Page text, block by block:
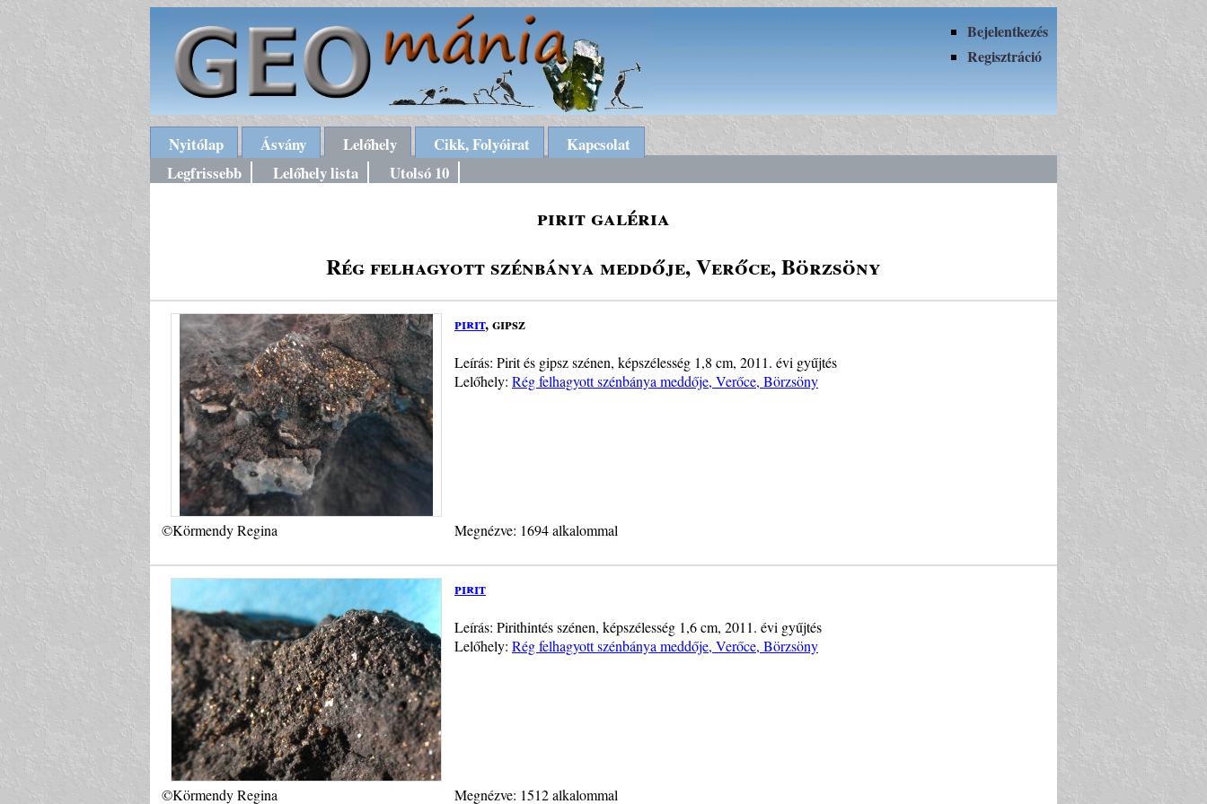
Bejelentkezés
Regisztráció
Nyitólap Ásvány Lelőhely Cikk, Folyóirat
Kapcsolat
Legfrissebb
Lelőhely lista Utolsó 10
pirit galéria
Rég felhagyott szénbánya meddője, Verőce, Börzsöny
pirit, gipsz
Leírás: Pirit és gipsz szénen, képszélesség 1,8 cm, 2011. évi gyűjtés
Lelőhely: Rég felhagyott szénbánya meddője, Verőce, Börzsöny
©Körmendy Regina Megnézve: 1694 alkalommal
pirit
Leírás: Pirithintés szénen, képszélesség 1,6 cm, 2011. évi gyűjtés
Lelőhely: Rég felhagyott szénbánya meddője, Verőce, Börzsöny
©Körmendy Regina Megnézve: 1512 alkalommal